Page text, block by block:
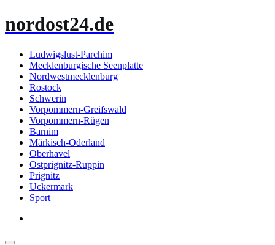
Inhalt
nordost24.de
Ludwigslust-Parchim
Mecklenburgische Seenplatte
Nordwestmecklenburg
Rostock
Schwerin
Vorpommern-Greifswald
Vorpommern-Rügen
Barnim
Märkisch-Oderland
Oberhavel
Ostprignitz-Ruppin
Prignitz
Uckermark
Sport